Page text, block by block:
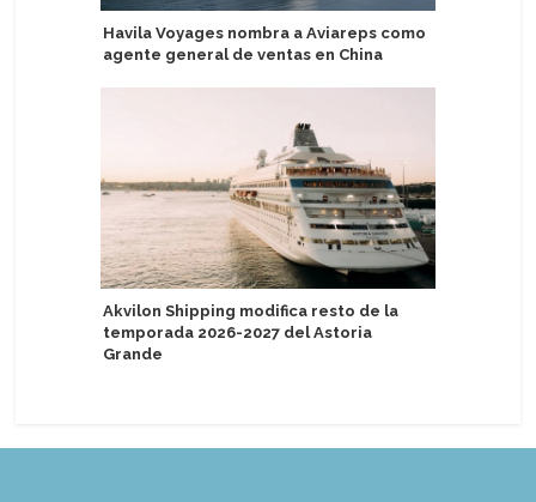
Havila Voyages nombra a Aviareps como
agente general de ventas en China
Akvilon Shipping modifica resto de la
temporada 2026-2027 del Astoria
Grande